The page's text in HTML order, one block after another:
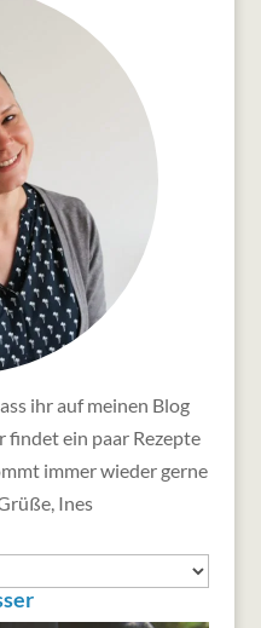
ihr auf meinen Blog
findet ein paar Rezepte
immer wieder gerne
Ines